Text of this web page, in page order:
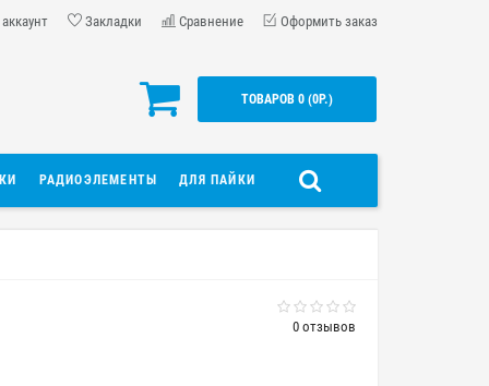
Закладки Сравнение Оформить заказ
ТОВАРОВ 0 (0Р.)
РАДИОЭЛЕМЕНТЫ ДЛЯ ПАЙКИ
0 отзывов